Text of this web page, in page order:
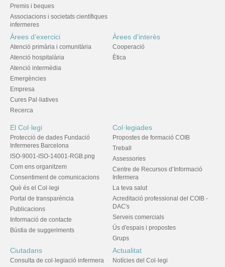
Premis i beques
Associacions i societats científiques
infermeres
Àrees d'exercici
Atenció primària i comunitària
Atenció hospitalària
Atenció intermèdia
Emergències
Empresa
Cures Pal·liatives
Recerca
Àrees d'interès
Cooperació
Ètica
El Col·legi
Protecció de dades Fundació
Infermeres Barcelona
ISO-9001-ISO-14001-RGB.png
Com ens organitzem
Consentiment de comunicacions
Què és el Col·legi
Portal de transparència
Publicacions
Informació de contacte
Bústia de suggeriments
Col·legiades
Propostes de formació COIB
Treball
Assessories
Centre de Recursos d’Informació
Infermera
La teva salut
Acreditació professional del COIB -
DAC's
Serveis comercials
Ús d'espais i propostes
Grups
Ciutadans
Consulta de col·legiació infermera
Actualitat
Notícies del Col·legi